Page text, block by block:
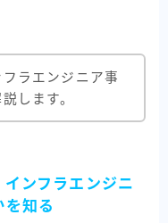
ラエンジニア事
します。
ンフラエンジニ
を知る